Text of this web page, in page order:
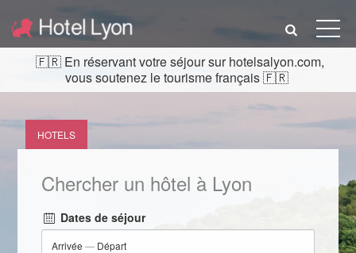
En réservant votre séjour sur hotelsalyon.com,
vous soutenez le tourisme français
HOTELS
Chercher un hôtel à Lyon
Dates de séjour
Arrivée— Départ